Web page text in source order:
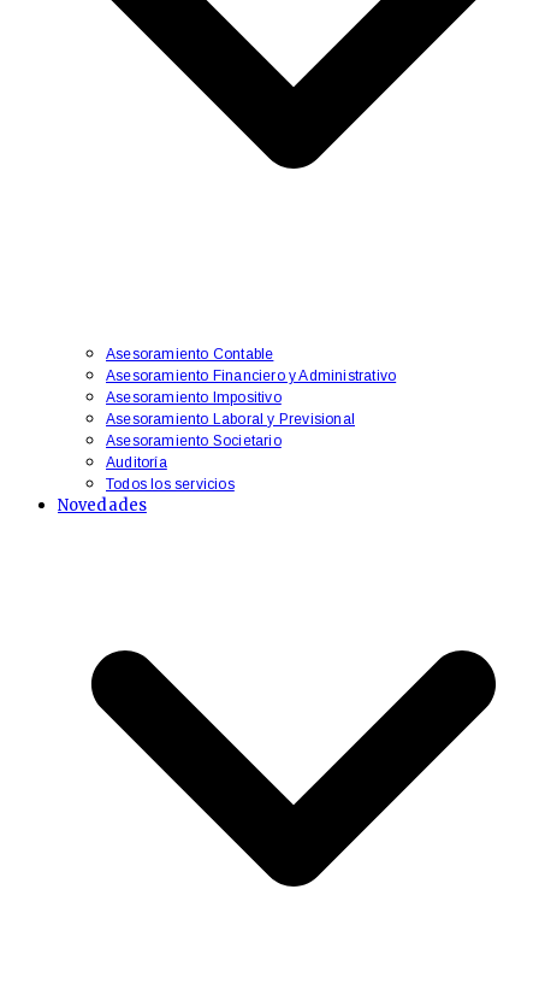
Asesoramiento Contable
Asesoramiento Financiero y Administrativo
​Asesoramiento Impositivo
Asesoramiento Laboral y Previsional
​Asesoramiento Societario
Auditoría
Todos los servicios
Novedades